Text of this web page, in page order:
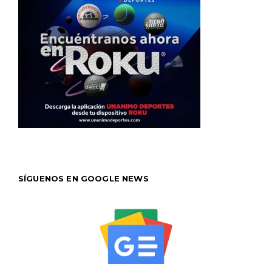
SÍGUENOS EN GOOGLE NEWS